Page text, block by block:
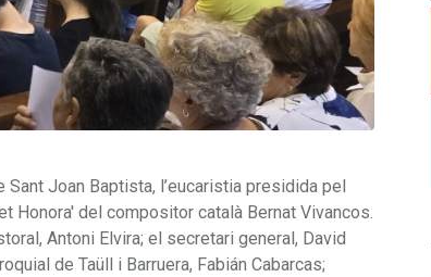
Joan Baptista, l’eucaristia presidida pel
Honora' del compositor català Bernat Vivancos.
Antoni Elvira; el secretari general, David
de Taüll i Barruera, Fabián Cabarcas;